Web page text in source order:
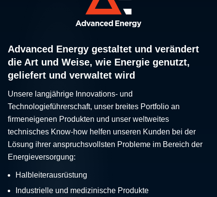
Advanced Energy gestaltet und verändert
die Art und Weise, wie Energie genutzt,
geliefert und verwaltet wird
Unsere langjährige Innovations- und
Technologieführerschaft, unser breites Portfolio an
firmeneigenen Produkten und unser weltweites
technisches Know-how helfen unseren Kunden bei der
Lösung ihrer anspruchsvollsten Probleme im Bereich der
Energieversorgung:
Halbleiterausrüstung
Industrielle und medizinische Produkte